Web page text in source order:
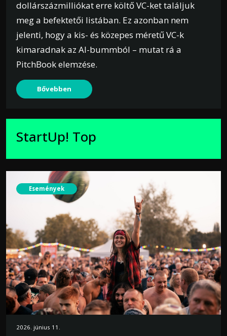
dollárszázmilliókat erre költő VC-ket találjuk
meg a befektetői listában. Ez azonban nem
jelenti, hogy a kis- és közepes méretű VC-k
kimaradnak az AI-bummból – mutat rá a
PitchBook elemzése.
Bővebben
StartUp! Top
Események
2026. június 11.